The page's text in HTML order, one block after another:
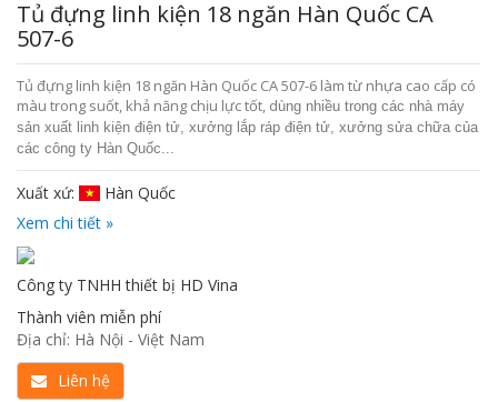
Tủ đựng linh kiện 18 ngăn Hàn Quốc CA
507-6
Tủ đựng linh kiện 18 ngăn Hàn Quốc CA 507-6 làm từ nhựa cao cấp có
màu trong suốt, khả năng chịu lực tốt, dùng nhiều trong các nhà máy
sản xuất linh kiện điện tử, xưởng lắp ráp điện tử, xưởng sửa chữa của
các công ty Hàn Quốc...
Xuất xứ:
Hàn Quốc
Xem chi tiết »
Công ty TNHH thiết bị HD Vina
Thành viên miễn phí
Địa chỉ: Hà Nội - Việt Nam
Liên hệ